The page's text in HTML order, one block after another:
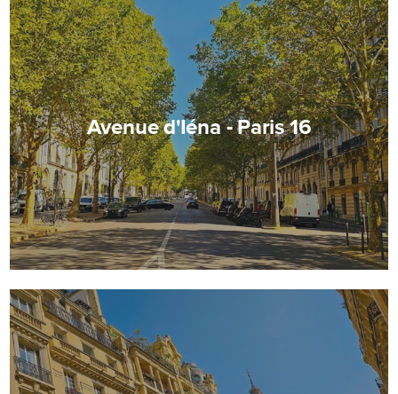
Avenue d'Iéna - Paris 16